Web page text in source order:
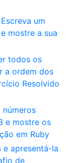
um
mostre a sua
todos os
a ordem dos
Resolvido
números
e mostre os
em Ruby
e apresentá-la
de